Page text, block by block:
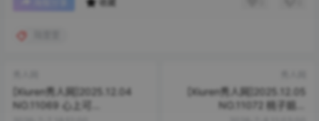
[Xiuren秀人网]2025.12.04
NO.11069 心上可
[Xiuren秀人网]2025.12.05
NO.11072 桃子姐姐